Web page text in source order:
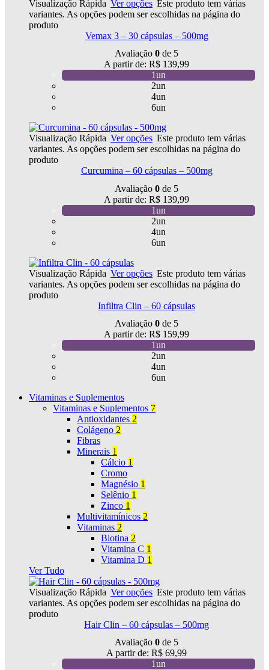
Visualização Rápida Ver opções Este produto tem várias
variantes. As opções podem ser escolhidas na página do
produto
Vemax 3 – 30 cápsulas – 500mg
Avaliação 0 de 5
A partir de: R$ 139,99
1un
2un
4un
6un
Visualização Rápida Ver opções Este produto tem várias
variantes. As opções podem ser escolhidas na página do
produto
Curcumina – 60 cápsulas – 500mg
Avaliação 0 de 5
A partir de: R$ 139,99
1un
2un
4un
6un
Visualização Rápida Ver opções Este produto tem várias
variantes. As opções podem ser escolhidas na página do
produto
Infiltra Clin – 60 cápsulas
Avaliação 0 de 5
A partir de: R$ 159,99
1un
2un
4un
6un
Vitaminas e Suplementos
Vitaminas e Suplementos 7
Antioxidantes 2
Colágeno 2
Fibras
Minerais 1
Cálcio 1
Cromo
Magnésio 1
Selênio 1
Zinco 1
Multivitamínicos 2
Vitaminas 2
Biotina 2
Vitamina C 1
Vitamina D 1
Ver Tudo
Visualização Rápida Ver opções Este produto tem várias
variantes. As opções podem ser escolhidas na página do
produto
Hair Clin – 60 cápsulas – 500mg
Avaliação 0 de 5
A partir de: R$ 69,99
1un